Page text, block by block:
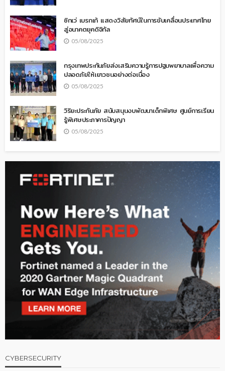
ซิกเว่ เบรกเก้ แสดงวิสัยทัศน์ในการขับเคลื่อนประเทศไทย
สู่อนาคตยุคดิจิทัล
05/08/2025
กรุงเทพประกันภัยส่งเสริมความรู้การปฐมพยาบาลเพื่อความ
ปลอดภัยให้เยาวชนอย่างต่อเนื่อง
05/08/2025
วิริยะประกันภัย สนับสนุนงบพัฒนาเด็กพิเศษ ศูนย์การเรียน
รู้พิเศษประภาคารปัญญา
05/08/2025
CYBERSECURITY